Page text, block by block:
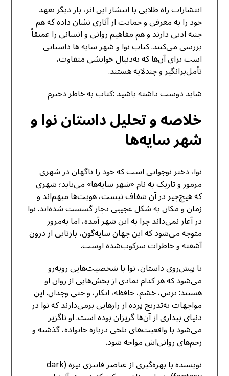
انتشارات راه طلایی با انتشار این اثر، بار دیگر تعهد
خود را به معرفی و حمایت از آثاری نشان داده که هم
جنبه ادبی دارند و هم مفاهیم روانی و انسانی را عمیقاً
بررسی می‌کنند. کتاب نوا و شهر سایه ها داستانی
است برای آن‌ها که به‌دنبال خوانشی متفاوت،
تأمل‌برانگیز و چندلایه هستند.
شاید دوست داشته باشید :کتاب به خاطر دخترم
خلاصه و تحلیل داستان نوا و
شهر سایه‌ها
نوا، دختر نوجوانی است که خود را ناگهان در شهری
مرموز و تاریک به نام «شهر سایه‌ها» می‌یابد؛ شهری
که هیچ‌چیز در آن شفاف نیست، هویت‌ها مبهم‌اند و
زمان و مکان به شکل عجیبی دچار گسست شده‌اند. نوا
در آغاز نمی‌داند چرا به این شهر آمده، اما به‌مرور
متوجه می‌شود که این جهان سایه‌گون، بازتابی از درون
آشفته و خاطرات سرکوب‌شده اوست.
با پیش‌روی داستان، نوا با شخصیت‌هایی روبه‌رو
می‌شود که هر کدام نمادی از بخش‌هایی از روان او
هستند: ترس، خشم، حافظه، انکار، و حتی وجدان. این
مواجهات به‌تدریج پرده از رازهایی برمی‌دارند که نوا در
دنیای بیداری از آن‌ها گریزان بوده است. او ناگزیر
می‌شود با واقعیت‌های تلخی درباره خانواده، گذشته و
زخم‌های روانی‌اش مواجه شود.
نویسنده با بهره‌گیری از عناصر فانتزی تیره (dark